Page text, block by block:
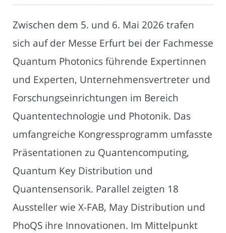
Zwischen dem 5. und 6. Mai 2026 trafen
sich auf der Messe Erfurt bei der Fachmesse
Quantum Photonics führende Expertinnen
und Experten, Unternehmensvertreter und
Forschungseinrichtungen im Bereich
Quantentechnologie und Photonik. Das
umfangreiche Kongressprogramm umfasste
Präsentationen zu Quantencomputing,
Quantum Key Distribution und
Quantensensorik. Parallel zeigten 18
Aussteller wie X-FAB, May Distribution und
PhoQS ihre Innovationen. Im Mittelpunkt